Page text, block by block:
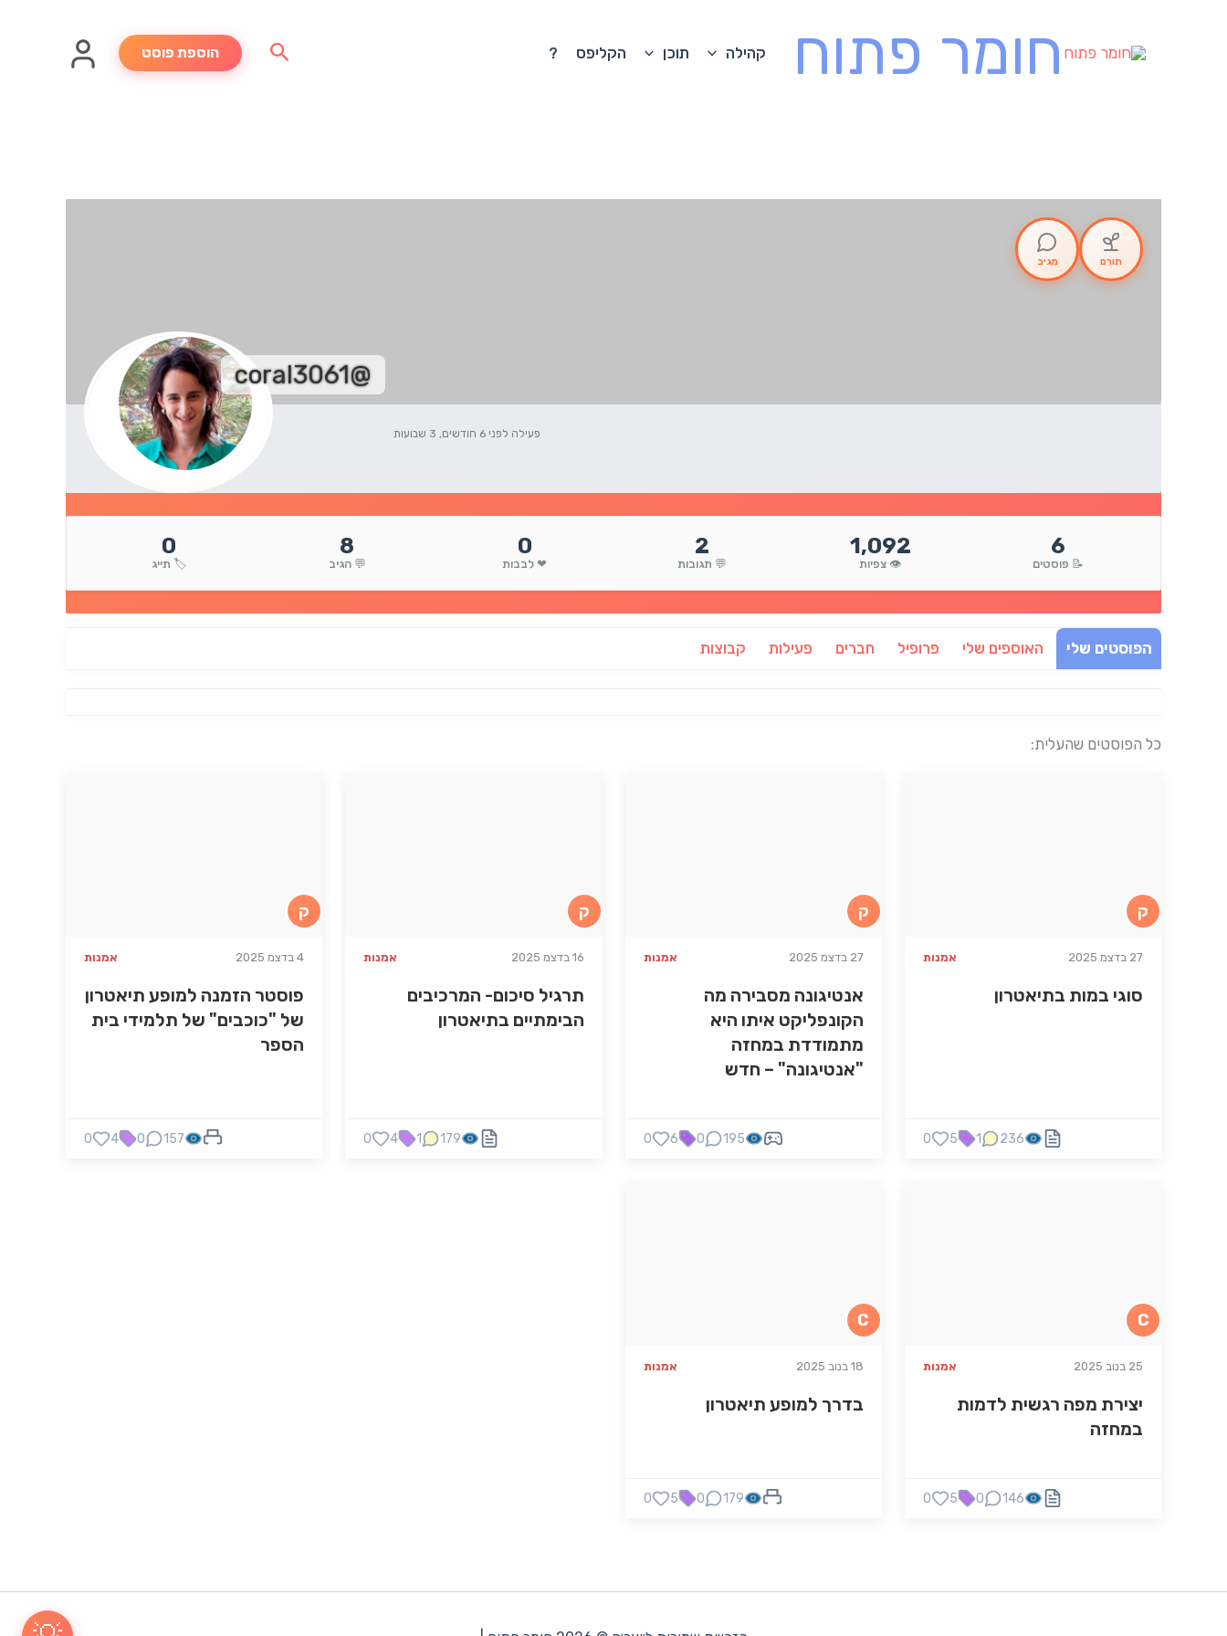
חומר פתוח קהילה תוכן הקליפס ? חיפוש הוספת פוסט
@coral3061
תורם מגיב
פעילה לפני 6 חודשים, 3 שבועות
6
📝 פוסטים
1,092
👁️ צפיות
2
💬 תגובות
0
❤ לבבות
8
💬 הגיב
0
🏷️ תייג
הפוסטים שלי האוספים שלי פרופיל חברים פעילות קבוצות
כל הפוסטים שהעלית:
ק
27 בדצמ 2025 אמנות
סוגי במות בתיאטרון
236
1
5
0
ק
27 בדצמ 2025 אמנות
אנטיגונה מסבירה מה
הקונפליקט איתו היא
מתמודדת במחזה
"אנטיגונה" – חדש
195
0
6
0
ק
16 בדצמ 2025 אמנות
תרגיל סיכום- המרכיבים
הבימתיים בתיאטרון
179
1
4
0
ק
4 בדצמ 2025 אמנות
פוסטר הזמנה למופע תיאטרון
של "כוכבים" של תלמידי בית
הספר
157
0
4
0
C
25 בנוב 2025 אמנות
יצירת מפה רגשית לדמות
במחזה
146
0
5
0
C
18 בנוב 2025 אמנות
בדרך למופע תיאטרון
179
0
5
0